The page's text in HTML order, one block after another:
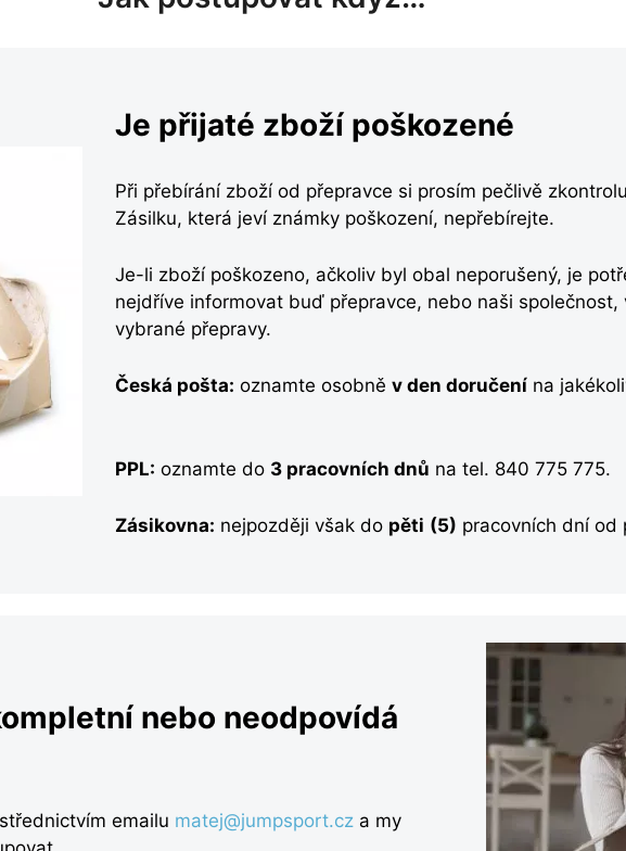
Je přijaté zboží poškozené
Při přebírání zboží od přepravce si prosím pečlivě
Zásilku, která jeví známky poškození, nepřebírejte.
Je-li zboží poškozeno, ačkoliv byl obal neporušený, je
nejdříve informovat buď přepravce, nebo naši společnost,
vybrané přepravy.
Česká pošta: oznamte osobněv den doručení na
PPL: oznamte do 3 pracovních dnů na tel. 840 775 775.
Zásikovna: nejpozději však do pěti (5) pracovních dní od
nebo neodpovídá
emailu matej@jumpsport.cz a my